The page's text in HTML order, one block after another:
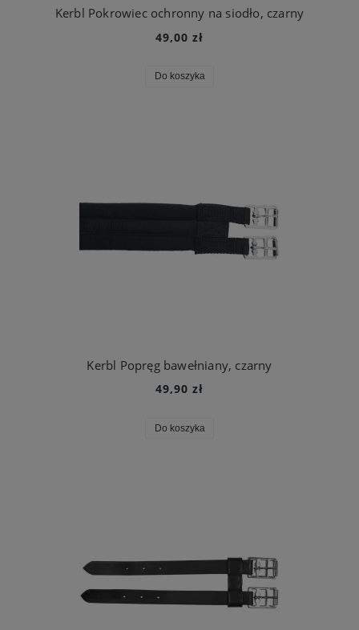
Kerbl Pokrowiec ochronny na siodło, czarny
49,00 zł
Do koszyka
Kerbl Popręg bawełniany, czarny
49,90 zł
Do koszyka